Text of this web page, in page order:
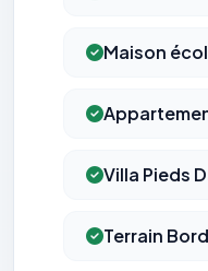
Maison
Villa Pieds
Terrain